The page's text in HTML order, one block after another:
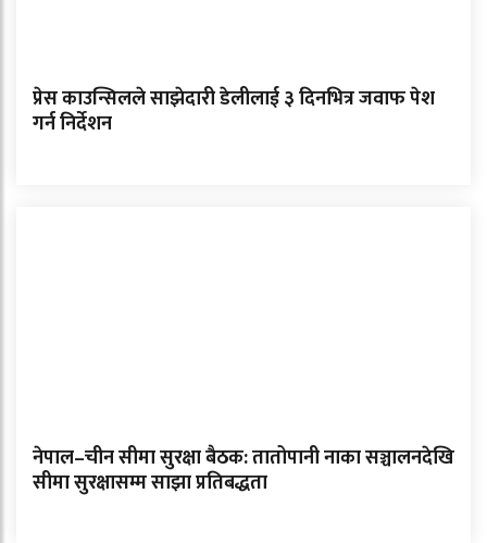
प्रेस काउन्सिलले साझेदारी डेलीलाई ३ दिनभित्र जवाफ पेश
गर्न निर्देशन
नेपाल–चीन सीमा सुरक्षा बैठक: तातोपानी नाका सञ्चालनदेखि
सीमा सुरक्षासम्म साझा प्रतिबद्धता